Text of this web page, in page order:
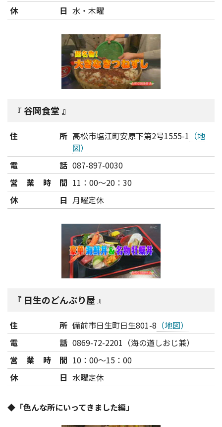
休日 水・木曜
谷岡食堂
住所 高松市塩江町安原下第2号1555-1 （地
図）
電話 087-897-0030
営業時間 11：00～20：30
休日 月曜定休
日生のどんぶり屋
住所 備前市日生町日生801-8 （地図）
電話 0869-72-2201（海の道しおじ兼）
営業時間 10：00～15：00
休日 水曜定休
◆「色んな所にいってきました編」